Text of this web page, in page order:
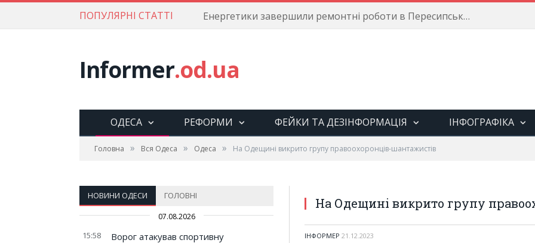
ПОПУЛЯРНІ СТАТТІ Енергетики завершили ремонтні роботи в Пересипському районі
Informer.od.ua
ОДЕСА РЕФОРМИ ФЕЙКИ ТА ДЕЗІНФОРМАЦІЯ ІНФОГРАФІКА
Головна » Вся Одеса » Одеса » На Одещині викрито групу правоохоронців-шантажистів
НОВИНИ ОДЕСИ ГОЛОВНІ
07.08.2026
15:58
Ворог атакував спортивну
На Одещині викрито групу
ІНФОРМЕР 21.12.2023